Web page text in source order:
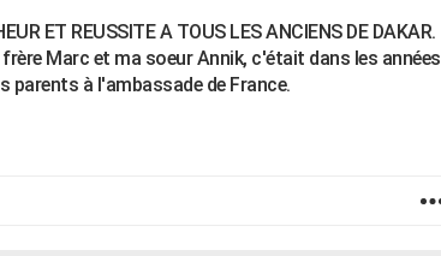
ET REUSSITE A TOUS LES ANCIENS DE DAKAR.
Marc et ma soeur Annik, c'était dans les années
parents à l'ambassade de France.